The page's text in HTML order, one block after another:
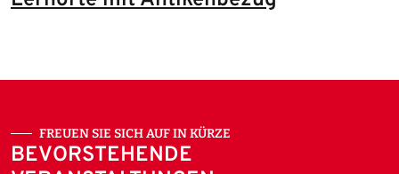
FREUEN SIE SICH AUF IN KÜRZE
BEVORSTEHENDE